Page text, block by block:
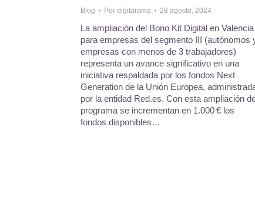
Blog Por digitarama 28 agosto, 2024
La ampliación del Bono Kit Digital en Valencia
para empresas del segmento III (autónomos
empresas con menos de 3 trabajadores)
representa un avance significativo en una
iniciativa respaldada por los fondos Next
Generation de la Unión Europea,
por la entidad Red.es. Con esta ampliación
programa se incrementan en 1.000 € los
fondos disponibles…